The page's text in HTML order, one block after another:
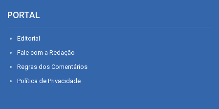
PORTAL
Editorial
Fale com a Redação
Regras dos Comentários
Política de Privacidade